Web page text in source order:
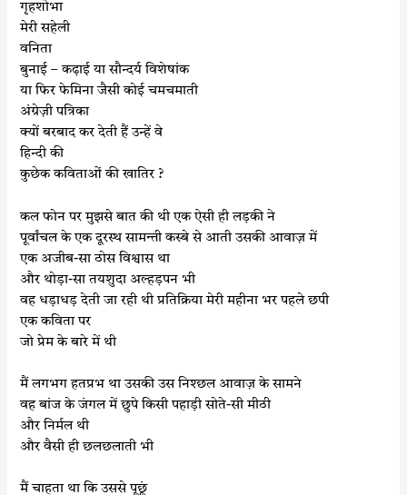
गृहशोभा
मेरी सहेली
वनिता
बुनाई – कढ़ाई या सौन्दर्य विशेषांक
या फिर फेमिना जैसी कोई चमचमाती
अंग्रेज़ी पत्रिका
क्यों बरबाद कर देती हैं उन्हें वे
हिन्दी की
कुछेक कविताओं की खातिर ?
कल फोन पर मुझसे बात की थी एक ऐसी ही लड़की ने
पूर्वांचल के एक दूरस्थ सामन्ती कस्बे से आती उसकी आवाज़ में
एक अजीब-सा ठोस विश्वास था
और थोड़ा-सा तयशुदा अल्हड़पन भी
वह धड़ाधड़ देती जा रही थी प्रतिक्रिया मेरी महीना भर पहले छपी
एक कविता पर
जो प्रेम के बारे में थी
मैं लगभग हतप्रभ था उसकी उस निश्छल आवाज़ के सामने
वह बांज के जंगल में छुपे किसी पहाड़ी सोते-सी मीठी
और निर्मल थी
और वैसी ही छलछलाती भी
मैं चाहता था कि उससे पूछूं